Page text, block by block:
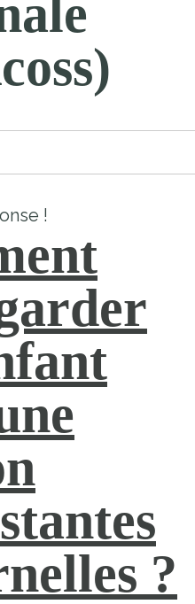
!
?